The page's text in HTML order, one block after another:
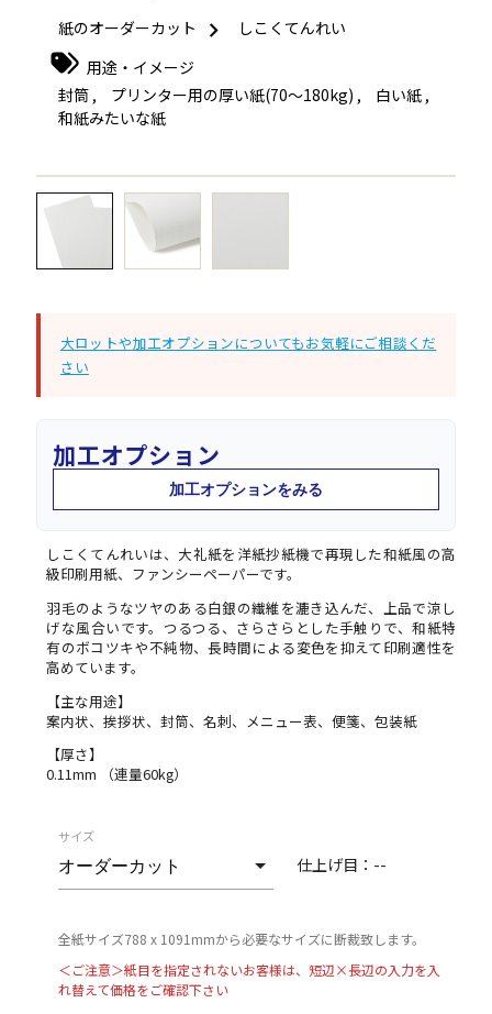
紙のオーダーカット
しこくてんれい
用途・イメージ
封筒 , プリンター用の厚い紙(70～180kg) , 白い紙 ,
和紙みたいな紙
← →
大ロットや加工オプションについてもお気軽にご相談くだ
さい
加工オプション
加工オプションをみる
しこくてんれいは、大礼紙を洋紙抄紙機で再現した和紙風の高
級印刷用紙、ファンシーペーパーです。
羽毛のようなツヤのある白銀の繊維を漉き込んだ、上品で涼し
げな風合いです。つるつる、さらさらとした手触りで、和紙特
有のボコツキや不純物、長時間による変色を抑えて印刷適性を
高めています。
【主な用途】
案内状、挨拶状、封筒、名刺、メニュー表、便箋、包装紙
【厚さ】
0.11mm （連量60kg）
サイズ
仕上げ目： --
全紙サイズ788 x 1091mmから必要なサイズに断裁致します。
＜ご注意＞紙目を指定されないお客様は、短辺×長辺の入力を入
れ替えて価格をご確認下さい